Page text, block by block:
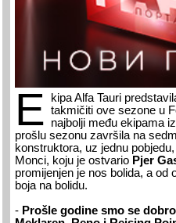
E
kipa Alfa Tauri
takmičiti ove sezone u
najbolji među ekipama
prošlu sezonu završila na
konstruktora, uz jednu
Monci, koju je ostvario Pjer
promijenjen je nos bolida, a od
boja na bolidu.
- Prošle godine smo se